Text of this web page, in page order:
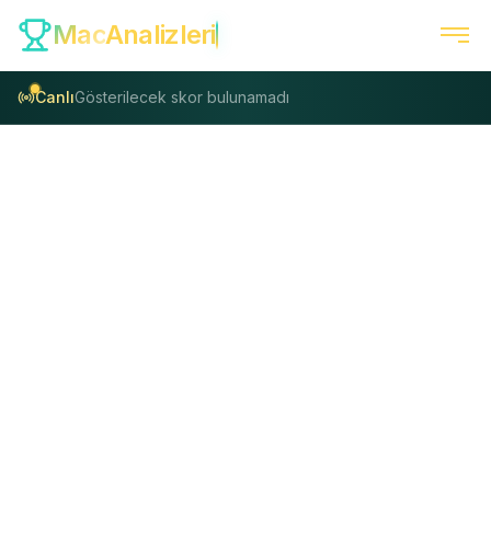
MacAnalizleri
CanlıGösterilecek skor bulunamadı